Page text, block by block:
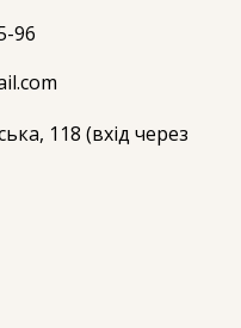
96
118 (вхід через